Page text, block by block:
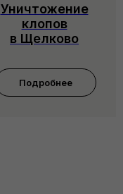
Уничтожение
клопов
в Щелково
Подробнее